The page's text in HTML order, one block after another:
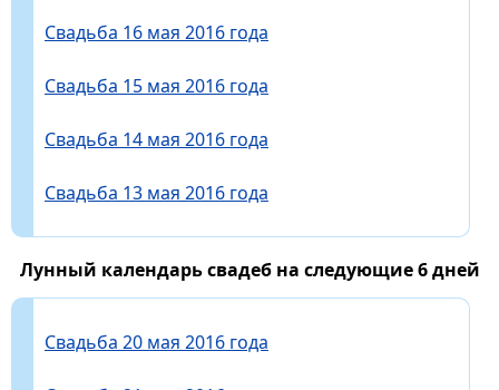
Свадьба 16 мая 2016 года
Свадьба 15 мая 2016 года
Свадьба 14 мая 2016 года
Свадьба 13 мая 2016 года
Лунный календарь свадеб на следующие 6 дней
Свадьба 20 мая 2016 года